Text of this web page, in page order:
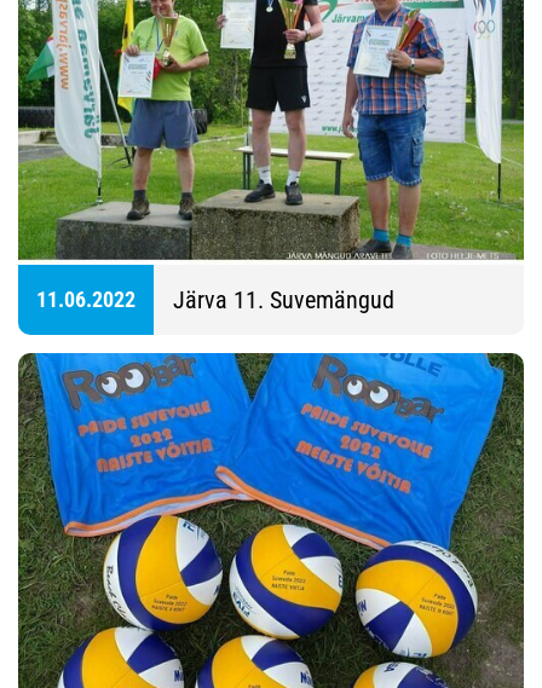
11.06.2022 Järva 11. Suvemängud